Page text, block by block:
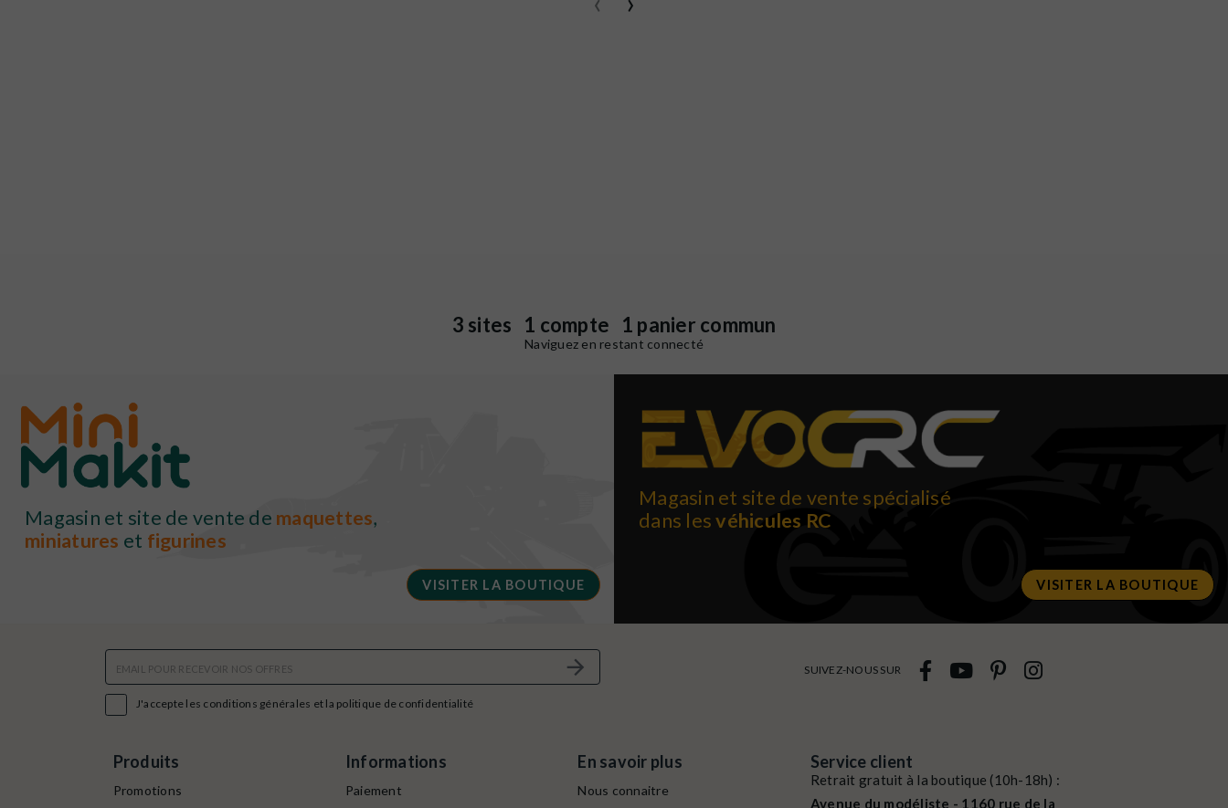
3 sites 1 compte 1 panier commun
Naviguez en restant connecté
Magasin et site de vente de maquettes,
miniatures et figurines
VISITER LA BOUTIQUE
Magasin et site de vente spécialisé
dans lesvéhicules RC
VISITER LA BOUTIQUE
J'accepte les conditions générales et la politique de confidentialité
SUIVEZ-NOUS SUR
Produits
Promotions
Informations
Paiement
En savoir plus
Nous connaitre
Service client
Retrait gratuit à la boutique (10h-18h) :
Avenue du modéliste - 1160 rue de la